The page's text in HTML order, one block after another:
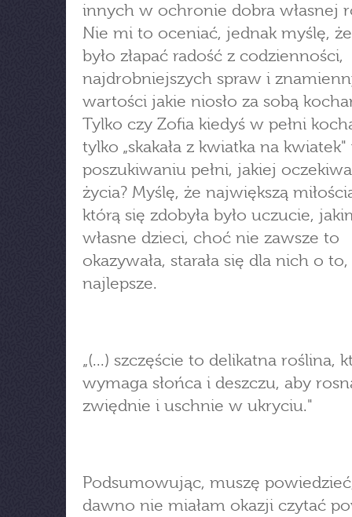
innych w ochronie dobra własnej
Nie mi to oceniać, jednak myślę,
było złapać radość z codzienności,
najdrobniejszych spraw i
wartości jakie niosło za sobą
Tylko czy Zofia kiedyś w pełni
tylko „skakała z kwiatka na
poszukiwaniu pełni, jakiej
życia? Myślę, że największą
którą się zdobyła było uczucie,
własne dzieci, choć nie zawsze to
okazywała, starała się dla nich o
najlepsze.
„(...) szczęście to delikatna roślina,
wymaga słońca i deszczu, aby
zwiędnie i uschnie w ukryciu."
Podsumowując, muszę
dawno nie miałam okazji czytać